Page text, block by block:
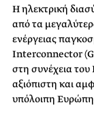
Η ηλεκτρική
από τα
ενέργειας
Interconnector
στη συνέχεια
αξιόπιστη και
υπόλοιπη